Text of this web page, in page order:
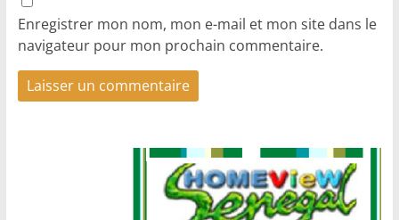
Enregistrer mon nom, mon e-mail et mon site dans le
navigateur pour mon prochain commentaire.